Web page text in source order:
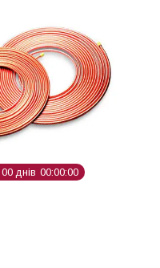
00 днів 00 00 00